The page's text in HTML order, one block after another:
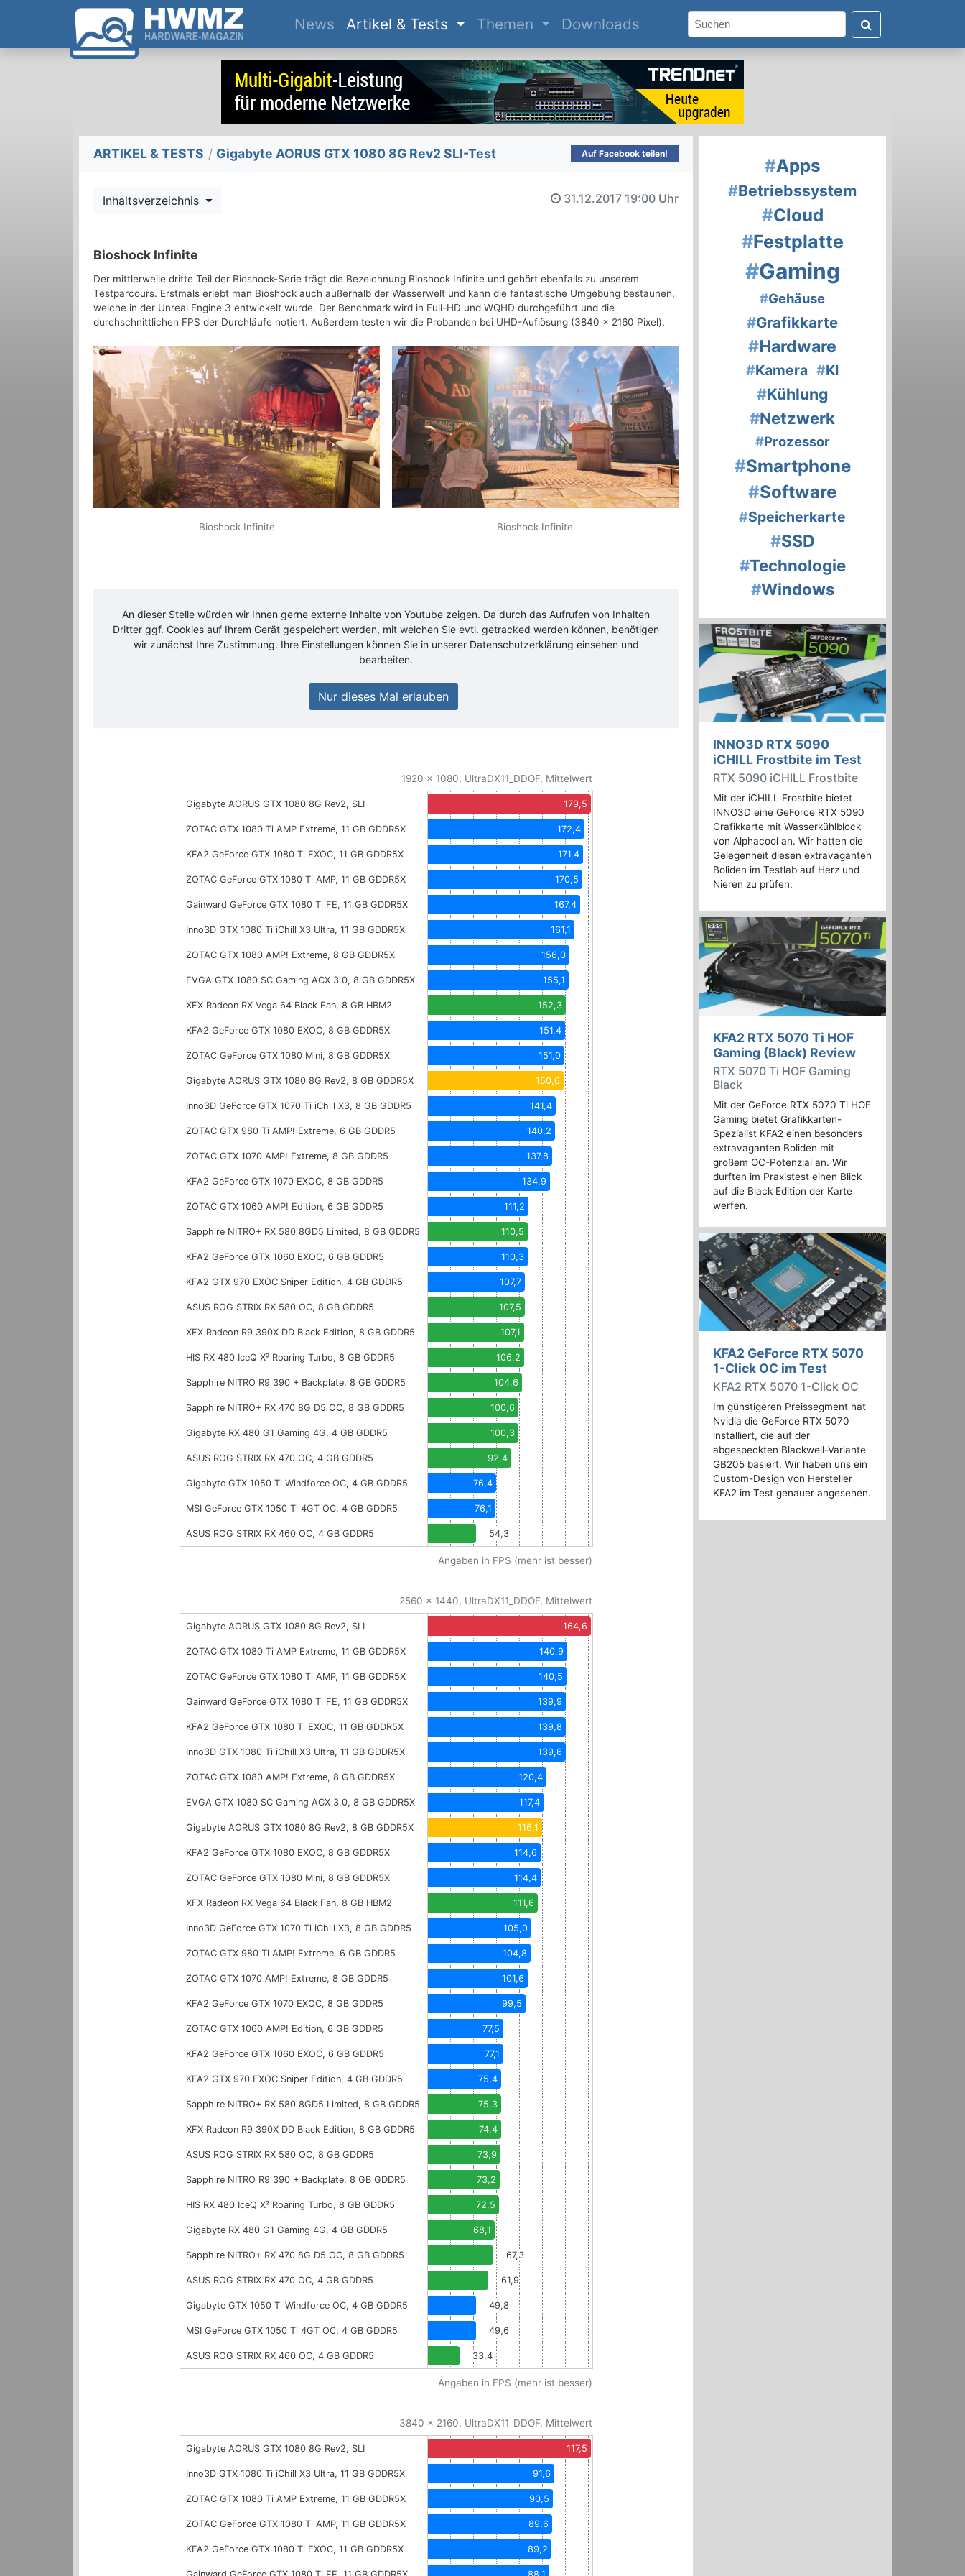
News(current)
Artikel & Tests Themen Downloads
ARTIKEL & TESTS / Gigabyte AORUS GTX 1080 8G Rev2 SLI-Test Auf Facebook teilen!
Inhaltsverzeichnis 31.12.2017 19:00 Uhr
Bioshock Infinite
Der mittlerweile dritte Teil der Bioshock-Serie trägt die Bezeichnung Bioshock Infinite und gehört ebenfalls zu unserem
Testparcours. Erstmals erlebt man Bioshock auch außerhalb der Wasserwelt und kann die fantastische Umgebung bestaunen,
welche in der Unreal Engine 3 entwickelt wurde. Der Benchmark wird in Full-HD und WQHD durchgeführt und die
durchschnittlichen FPS der Durchläufe notiert. Außerdem testen wir die Probanden bei UHD-Auflösung (3840 x 2160 Pixel).
Bioshock Infinite Bioshock Infinite
An dieser Stelle würden wir Ihnen gerne externe Inhalte von Youtube zeigen. Da durch das Aufrufen von Inhalten
Dritter ggf. Cookies auf Ihrem Gerät gespeichert werden, mit welchen Sie evtl. getracked werden können, benötigen
wir zunächst Ihre Zustimmung. Ihre Einstellungen können Sie in unserer Datenschutzerklärung einsehen und
bearbeiten.
Nur dieses Mal erlauben
1920 x 1080, UltraDX11_DDOF, Mittelwert
Gigabyte AORUS GTX 1080 8G Rev2, SLI 179,5
ZOTAC GTX 1080 Ti AMP Extreme, 11 GB GDDR5X 172,4
KFA2 GeForce GTX 1080 Ti EXOC, 11 GB GDDR5X 171,4
ZOTAC GeForce GTX 1080 Ti AMP, 11 GB GDDR5X 170,5
Gainward GeForce GTX 1080 Ti FE, 11 GB GDDR5X 167,4
Inno3D GTX 1080 Ti iChill X3 Ultra, 11 GB GDDR5X 161,1
ZOTAC GTX 1080 AMP! Extreme, 8 GB GDDR5X 156,0
EVGA GTX 1080 SC Gaming ACX 3.0, 8 GB GDDR5X 155,1
XFX Radeon RX Vega 64 Black Fan, 8 GB HBM2 152,3
KFA2 GeForce GTX 1080 EXOC, 8 GB GDDR5X 151,4
ZOTAC GeForce GTX 1080 Mini, 8 GB GDDR5X 151,0
Gigabyte AORUS GTX 1080 8G Rev2, 8 GB GDDR5X 150,6
Inno3D GeForce GTX 1070 Ti iChill X3, 8 GB GDDR5 141,4
ZOTAC GTX 980 Ti AMP! Extreme, 6 GB GDDR5 140,2
ZOTAC GTX 1070 AMP! Extreme, 8 GB GDDR5 137,8
KFA2 GeForce GTX 1070 EXOC, 8 GB GDDR5 134,9
ZOTAC GTX 1060 AMP! Edition, 6 GB GDDR5 111,2
Sapphire NITRO+ RX 580 8GD5 Limited, 8 GB GDDR5 110,5
KFA2 GeForce GTX 1060 EXOC, 6 GB GDDR5 110,3
KFA2 GTX 970 EXOC Sniper Edition, 4 GB GDDR5 107,7
ASUS ROG STRIX RX 580 OC, 8 GB GDDR5 107,5
XFX Radeon R9 390X DD Black Edition, 8 GB GDDR5 107,1
HIS RX 480 IceQ X² Roaring Turbo, 8 GB GDDR5 106,2
Sapphire NITRO R9 390 + Backplate, 8 GB GDDR5 104,6
Sapphire NITRO+ RX 470 8G D5 OC, 8 GB GDDR5 100,6
Gigabyte RX 480 G1 Gaming 4G, 4 GB GDDR5 100,3
ASUS ROG STRIX RX 470 OC, 4 GB GDDR5 92,4
Gigabyte GTX 1050 Ti Windforce OC, 4 GB GDDR5 76,4
MSI GeForce GTX 1050 Ti 4GT OC, 4 GB GDDR5 76,1
ASUS ROG STRIX RX 460 OC, 4 GB GDDR5 54,3
Angaben in FPS (mehr ist besser)
2560 x 1440, UltraDX11_DDOF, Mittelwert
Gigabyte AORUS GTX 1080 8G Rev2, SLI 164,6
ZOTAC GTX 1080 Ti AMP Extreme, 11 GB GDDR5X 140,9
ZOTAC GeForce GTX 1080 Ti AMP, 11 GB GDDR5X 140,5
Gainward GeForce GTX 1080 Ti FE, 11 GB GDDR5X 139,9
KFA2 GeForce GTX 1080 Ti EXOC, 11 GB GDDR5X 139,8
Inno3D GTX 1080 Ti iChill X3 Ultra, 11 GB GDDR5X 139,6
ZOTAC GTX 1080 AMP! Extreme, 8 GB GDDR5X 120,4
EVGA GTX 1080 SC Gaming ACX 3.0, 8 GB GDDR5X 117,4
Gigabyte AORUS GTX 1080 8G Rev2, 8 GB GDDR5X 116,1
KFA2 GeForce GTX 1080 EXOC, 8 GB GDDR5X 114,6
ZOTAC GeForce GTX 1080 Mini, 8 GB GDDR5X 114,4
XFX Radeon RX Vega 64 Black Fan, 8 GB HBM2 111,6
Inno3D GeForce GTX 1070 Ti iChill X3, 8 GB GDDR5 105,0
ZOTAC GTX 980 Ti AMP! Extreme, 6 GB GDDR5 104,8
ZOTAC GTX 1070 AMP! Extreme, 8 GB GDDR5 101,6
KFA2 GeForce GTX 1070 EXOC, 8 GB GDDR5 99,5
ZOTAC GTX 1060 AMP! Edition, 6 GB GDDR5 77,5
KFA2 GeForce GTX 1060 EXOC, 6 GB GDDR5 77,1
KFA2 GTX 970 EXOC Sniper Edition, 4 GB GDDR5 75,4
Sapphire NITRO+ RX 580 8GD5 Limited, 8 GB GDDR5 75,3
XFX Radeon R9 390X DD Black Edition, 8 GB GDDR5 74,4
ASUS ROG STRIX RX 580 OC, 8 GB GDDR5 73,9
Sapphire NITRO R9 390 + Backplate, 8 GB GDDR5 73,2
HIS RX 480 IceQ X² Roaring Turbo, 8 GB GDDR5 72,5
Gigabyte RX 480 G1 Gaming 4G, 4 GB GDDR5 68,1
Sapphire NITRO+ RX 470 8G D5 OC, 8 GB GDDR5 67,3
ASUS ROG STRIX RX 470 OC, 4 GB GDDR5 61,9
Gigabyte GTX 1050 Ti Windforce OC, 4 GB GDDR5 49,8
MSI GeForce GTX 1050 Ti 4GT OC, 4 GB GDDR5 49,6
ASUS ROG STRIX RX 460 OC, 4 GB GDDR5 33,4
Angaben in FPS (mehr ist besser)
3840 x 2160, UltraDX11_DDOF, Mittelwert
Gigabyte AORUS GTX 1080 8G Rev2, SLI 117,5
Inno3D GTX 1080 Ti iChill X3 Ultra, 11 GB GDDR5X 91,6
ZOTAC GTX 1080 Ti AMP Extreme, 11 GB GDDR5X 90,5
ZOTAC GeForce GTX 1080 Ti AMP, 11 GB GDDR5X 89,6
KFA2 GeForce GTX 1080 Ti EXOC, 11 GB GDDR5X 89,2
#Apps
#Betriebssystem
#Cloud
#Festplatte
#Gaming
#Gehäuse
#Grafikkarte
#Hardware
#Kamera #KI
#Kühlung
#Netzwerk
#Prozessor
#Smartphone
#Software
#Speicherkarte
#SSD
#Technologie
#Windows
INNO3D RTX 5090
iCHILL Frostbite im Test
RTX 5090 iCHILL Frostbite
Mit der iCHILL Frostbite bietet
INNO3D eine GeForce RTX 5090
Grafikkarte mit Wasserkühlblock
von Alphacool an. Wir hatten die
Gelegenheit diesen extravaganten
Boliden im Testlab auf Herz und
Nieren zu prüfen.
KFA2 RTX 5070 Ti HOF
Gaming (Black) Review
RTX 5070 Ti HOF Gaming
Black
Mit der GeForce RTX 5070 Ti HOF
Gaming bietet Grafikkarten-
Spezialist KFA2 einen besonders
extravaganten Boliden mit
großem OC-Potenzial an. Wir
durften im Praxistest einen Blick
auf die Black Edition der Karte
werfen.
KFA2 GeForce RTX 5070
1-Click OC im Test
KFA2 RTX 5070 1-Click OC
Im günstigeren Preissegment hat
Nvidia die GeForce RTX 5070
installiert, die auf der
abgespeckten Blackwell-Variante
GB205 basiert. Wir haben uns ein
Custom-Design von Hersteller
KFA2 im Test genauer angesehen.